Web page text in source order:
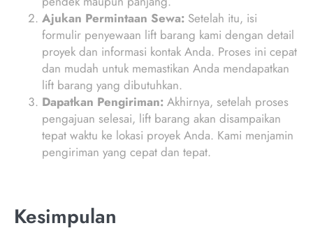
Ajukan Permintaan Sewa: Setelah itu, isi
formulir penyewaan lift barang kami dengan detail
proyek dan informasi kontak Anda. Proses ini cepat
dan mudah untuk memastikan Anda mendapatkan
lift barang yang dibutuhkan.
Dapatkan Pengiriman: Akhirnya, setelah proses
pengajuan selesai, lift barang akan disampaikan
tepat waktu ke lokasi proyek Anda. Kami menjamin
pengiriman yang cepat dan tepat.
Kesimpulan